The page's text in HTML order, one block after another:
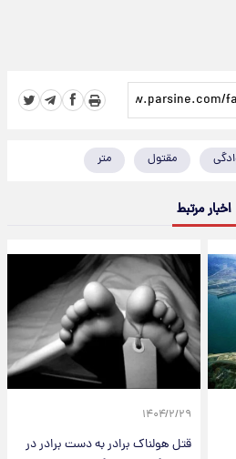
مقتول متر
اخبار مرتبط
۱۴۰۴/۲/۲۹
قتل هولناک برادر به دست برادر در